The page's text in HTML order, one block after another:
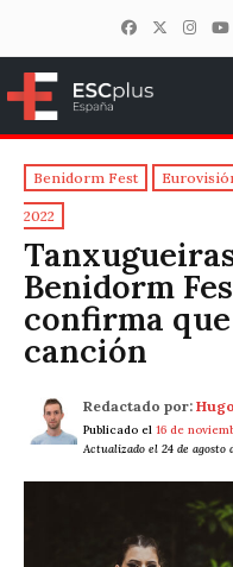
ESCplus
Benidorm Fest
2022
Benidorm
confirma
canción
Redactado por:
Publicado el 16 de
Actualizado el 24 de agosto